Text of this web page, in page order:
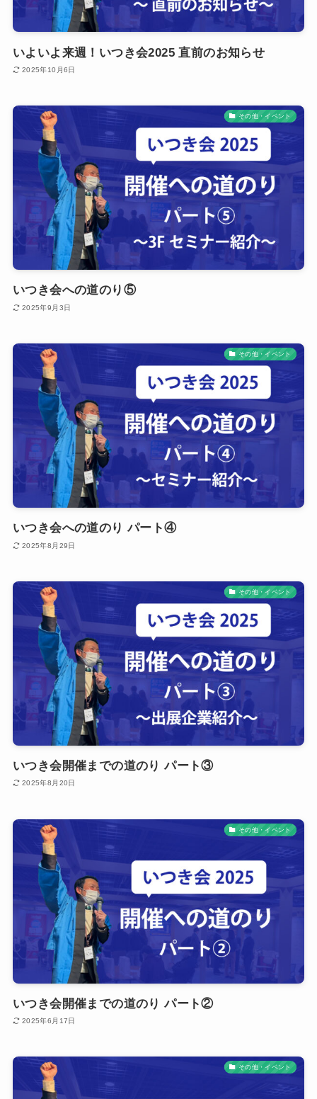
いよいよ来週！いつき会2025 直前のお知らせ
2025年10月6日
その他・イベント
いつき会への道のり⑤
2025年9月3日
その他・イベント
いつき会への道のり パート④
2025年8月29日
その他・イベント
いつき会開催までの道のり パート③
2025年8月20日
その他・イベント
いつき会開催までの道のり パート②
2025年6月17日
その他・イベント